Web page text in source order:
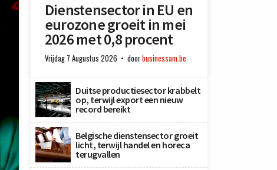
Dienstensector in EU en
eurozone groeit in mei
2026 met 0,8 procent
Vrijdag 7 Augustus 2026 doorbusinessam.be
Duitse productiesector krabbelt
op, terwijl export een nieuw
record bereikt
Belgische dienstensector groeit
licht, terwijl handel en horeca
terugvallen